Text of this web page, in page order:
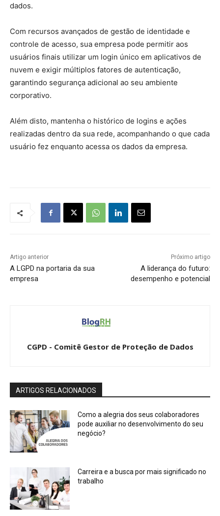
dados.
Com recursos avançados de gestão de identidade e
controle de acesso, sua empresa pode permitir aos
usuários finais utilizar um login único em aplicativos de
nuvem e exigir múltiplos fatores de autenticação,
garantindo segurança adicional ao seu ambiente
corporativo.
Além disto, mantenha o histórico de logins e ações
realizadas dentro da sua rede, acompanhando o que cada
usuário fez enquanto acessa os dados da empresa.
Artigo anterior
A LGPD na portaria da sua
empresa
Próximo artigo
A liderança do futuro:
desempenho e potencial
CGPD - Comitê Gestor de Proteção de Dados
ARTIGOS RELACIONADOS
Como a alegria dos seus colaboradores
pode auxiliar no desenvolvimento do seu
negócio?
Carreira e a busca por mais significado no
trabalho